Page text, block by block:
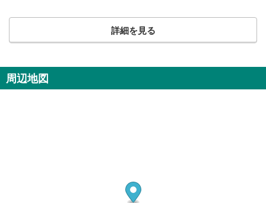
詳細を見る
周辺地図